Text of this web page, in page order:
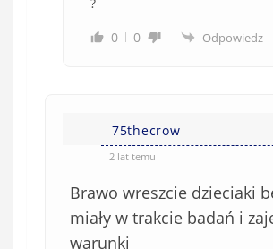
0
0 Odpowiedz
75thecrow
2 lat temu
Brawo wreszcie dzieciaki
miały w trakcie badań i
warunki